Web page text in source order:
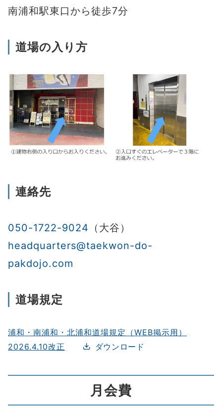
浦和道場の体験お申込み
南浦和駅東口から徒歩7分
道場の入り方
連絡先
050-1722-9024 （大谷）
headquarters@taekwon-do-
pakdojo.com
道場規定
浦和・南浦和・北浦和道場規定（WEB掲示用）
2026.4.10改正
ダウンロード
月会費